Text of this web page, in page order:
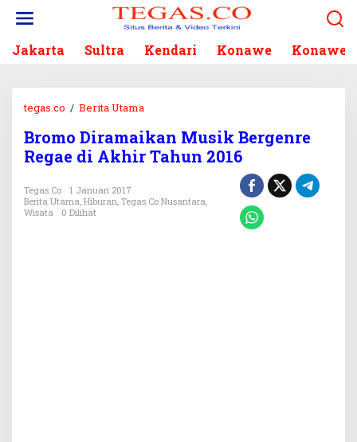
Jakarta Sultra Kendari Konawe Konawe
tegas.co / Berita Utama
o
m
i
Bromo Diramaikan Musik Bergenre
Regae di Akhir Tahun 2016
Tegas.co
1 Januari 2017
Berita Utama, Hiburan, Tegas.co Nusantara,
Wisata
0 Dilihat